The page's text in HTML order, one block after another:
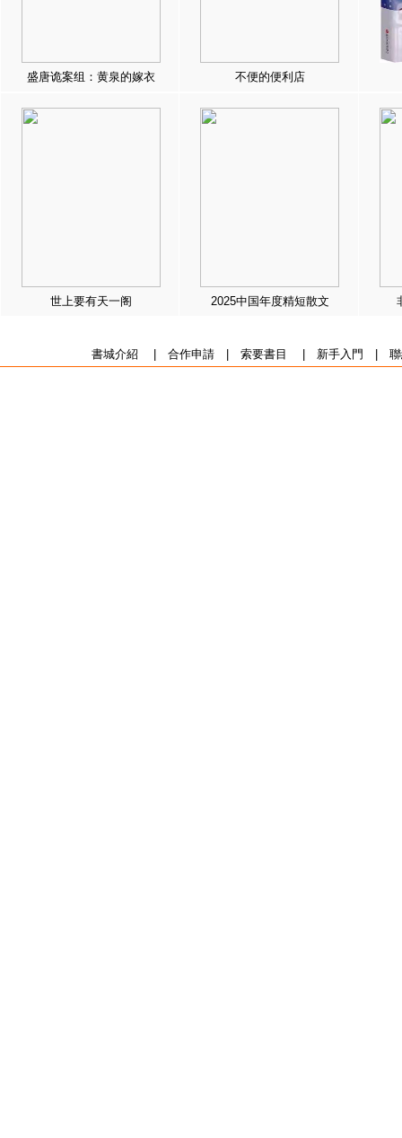
盛唐诡案组：黄泉的嫁衣 不便的便利店
世上要有天一阁 2025中国年度精短散文
書城介紹 合作申請| 索要書目 新手入門